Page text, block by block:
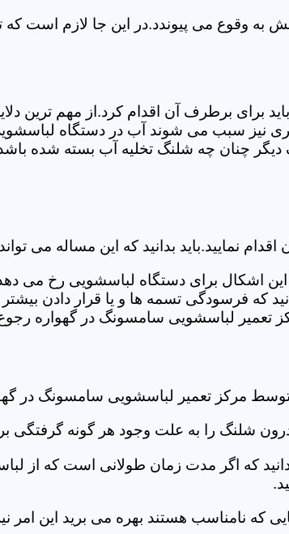
وقوع می پیوندد.در این جا لازم است
برای برطرف آن اقدام کرد.از مهم ترین
نیز سبب می شوند آب در دستگاه
چنان چه شلنگ تخلیه آب بسته شده
نمایید.باید بدانید که این مساله می
اشکال برای دستگاه لباسشویی رخ می
فرسودگی تسمه ها و یا قرار دادن
تعمیر لباسشویی سامسونگ در گهواره رجوع
مرکز تعمیر لباسشویی سامسونگ در
شلنگ را به علت وجود هر گونه گرفتگی
که اگر مدت زمان طولانی است که از
که نامناسب هستند بهره می برید